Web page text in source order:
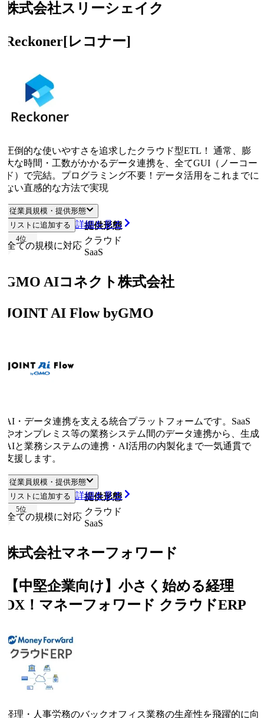
式会社スリーシェイク
レコナー]
倒的な使いやすさを追求したクラウド型ETL！ 通常、膨
な時間・工数がかかるデータ連携を、全てGUI（ノーコー
）で完結。プログラミング不要！データ活用をこれまでに
い直感的な方法で実現
従業員規模・提供形態
従業員規模
提供形態
ての規模に対応
クラウド
SaaS
リストに追加する 詳細を見る
位
AIコネクト株式会社
AI Flow byGMO
・データ連携を支える統合プラットフォームです。SaaS
オンプレミス等の業務システム間のデータ連携から、生成
と業務システムの連携・AI活用の内製化まで一気通貫で
援します。
従業員規模・提供形態
従業員規模
提供形態
ての規模に対応
クラウド
SaaS
リストに追加する 詳細を見る
位
式会社マネーフォワード
中堅企業向け】小さく始める経理
！マネーフォワード クラウドERP
理・人事労務のバックオフィス業務の生産性を飛躍的に向